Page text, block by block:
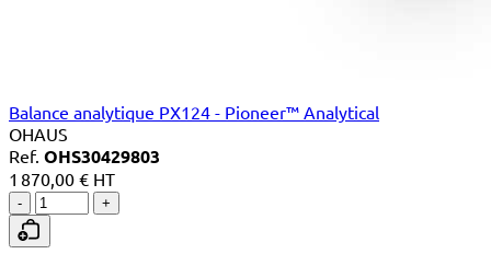
Balance analytique PX124 - Pioneer™ Analytical
OHAUS
Ref. OHS30429803
1 870,00 € HT
- +